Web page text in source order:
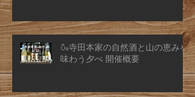
🍶寺田本家の自然酒と山の恵みを
味わう夕べ 開催概要